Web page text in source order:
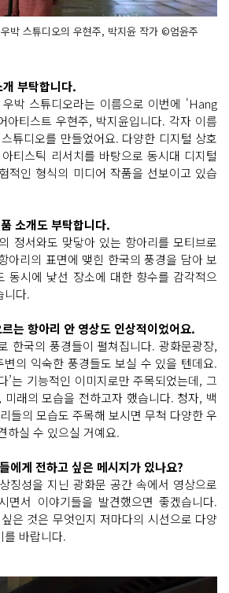
박 스튜디오의 우현주, 박지윤 작가 ©엄윤주
부탁합니다.
박 스튜디오라는 이름으로 이번에 'Hang
아티스트 우현주, 박지윤입니다. 각자 이름
튜디오를 만들었어요. 다양한 디지털 상호
티스틱 리서치를 바탕으로 동시대 디지털
적인 형식의 미디어 작품을 선보이고 있습
소개도 부탁합니다.
정서와도 맞닿아 있는 항아리를 모티브로
아리의 표면에 맺힌 한국의 풍경을 담아 보
동시에 낯선 장소에 대한 향수를 감각적으
니다.
는 항아리 안 영상도 인상적이었어요.
한국의 풍경들이 펼쳐집니다. 광화문광장,
의 익숙한 풍경들도 보실 수 있을 텐데요.
’는 기능적인 이미지로만 주목되었는데, 그
래의 모습을 전하고자 했습니다. 청자, 백
들의 모습도 주목해 보시면 무척 다양한 우
하실 수 있으실 거예요.
에게 전하고 싶은 메시지가 있나요?
징성을 지닌 광화문 공간 속에서 영상으로
면서 이야기들을 발견했으면 좋겠습니다.
은 것은 무엇인지 저마다의 시선으로 다양
를 바랍니다.